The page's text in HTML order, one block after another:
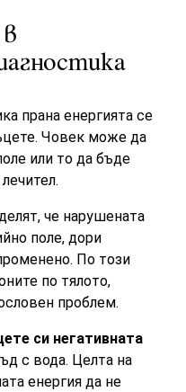
прана енергията се
Човек може да
или то да бъде
че нарушената
поле, дори
По този
по тялото,
проблем.
си негативната
с вода. Целта на
енергия да не